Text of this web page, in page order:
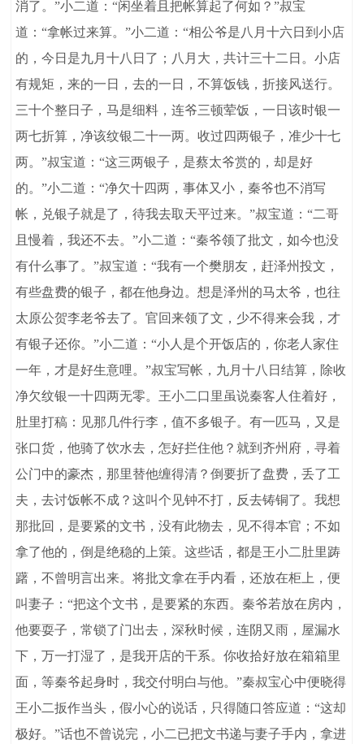
消了。”小二道：“闲坐着且把帐算起了何如？”叔宝
道：“拿帐过来算。”小二道：“相公爷是八月十六日到小店
的，今日是九月十八日了；八月大，共计三十二日。小店
有规矩，来的一日，去的一日，不算饭钱，折接风送行。
三十个整日子，马是细料，连爷三顿荤饭，一日该时银一
两七折算，净该纹银二十一两。收过四两银子，准少十七
两。”叔宝道：“这三两银子，是蔡太爷赏的，却是好
的。”小二道：“净欠十四两，事体又小，秦爷也不消写
帐，兑银子就是了，待我去取天平过来。”叔宝道：“二哥
且慢着，我还不去。”小二道：“秦爷领了批文，如今也没
有什么事了。”叔宝道：“我有一个樊朋友，赶泽州投文，
有些盘费的银子，都在他身边。想是泽州的马太爷，也往
太原公贺李老爷去了。官回来领了文，少不得来会我，才
有银子还你。”小二道：“小人是个开饭店的，你老人家住
一年，才是好生意哩。”叔宝写帐，九月十八日结算，除收
净欠纹银一十四两无零。王小二口里虽说秦客人住着好，
肚里打稿：见那几件行李，值不多银子。有一匹马，又是
张口货，他骑了饮水去，怎好拦住他？就到齐州府，寻着
公门中的豪杰，那里替他缠得清？倒要折了盘费，丢了工
夫，去讨饭帐不成？这叫个见钟不打，反去铸铜了。我想
那批回，是要紧的文书，没有此物去，见不得本官；不如
拿了他的，倒是绝稳的上策。这些话，都是王小二肚里踌
躇，不曾明言出来。将批文拿在手内看，还放在柜上，便
叫妻子：“把这个文书，是要紧的东西。秦爷若放在房内，
他要耍子，常锁了门出去，深秋时候，连阴又雨，屋漏水
下，万一打湿了，是我开店的干系。你收拾好放在箱箱里
面，等秦爷起身时，我交付明白与他。”秦叔宝心中便晓得
王小二扳作当头，假小心的说话，只得随口答应道：“这却
极好。”话也不曾说完，小二已把文书递与妻子手内，拿进